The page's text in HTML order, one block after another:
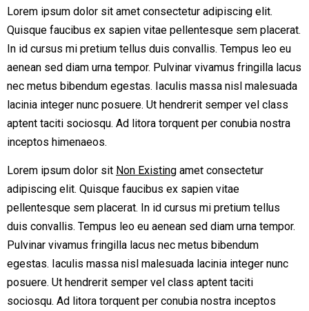
Lorem ipsum dolor sit amet consectetur adipiscing elit.
Quisque faucibus ex sapien vitae pellentesque sem placerat.
In id cursus mi pretium tellus duis convallis. Tempus leo eu
aenean sed diam urna tempor. Pulvinar vivamus fringilla lacus
nec metus bibendum egestas. Iaculis massa nisl malesuada
lacinia integer nunc posuere. Ut hendrerit semper vel class
aptent taciti sociosqu. Ad litora torquent per conubia nostra
inceptos himenaeos.
Lorem ipsum dolor sit Non Existing amet consectetur
adipiscing elit. Quisque faucibus ex sapien vitae
pellentesque sem placerat. In id cursus mi pretium tellus
duis convallis. Tempus leo eu aenean sed diam urna tempor.
Pulvinar vivamus fringilla lacus nec metus bibendum
egestas. Iaculis massa nisl malesuada lacinia integer nunc
posuere. Ut hendrerit semper vel class aptent taciti
sociosqu. Ad litora torquent per conubia nostra inceptos